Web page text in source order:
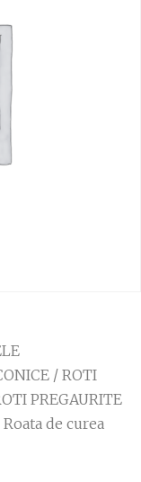
/ ROTI
PREGAURITE
Roata de curea